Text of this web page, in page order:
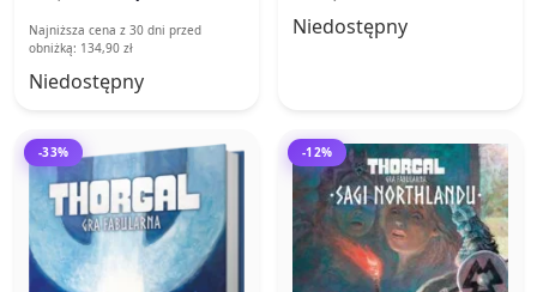
Najniższa cena z 30 dni przed
obniżką: 134,90 zł
Niedostępny
Niedostępny
-33% -12%